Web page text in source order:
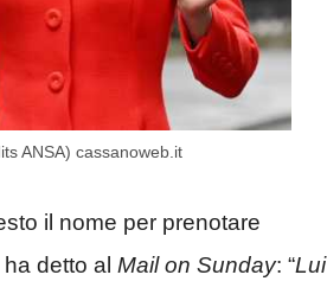
ANSA) cassanoweb.it
il nome per prenotare
detto al Mail on Sunday: “Lui